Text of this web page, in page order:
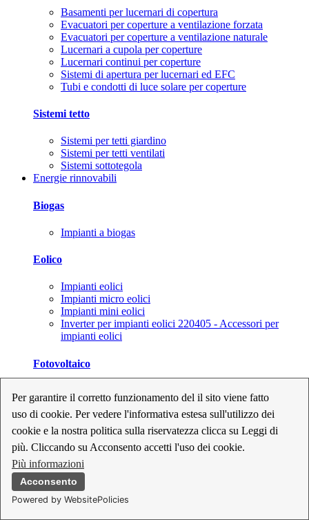
Per garantire il corretto funzionamento del il sito viene fatto
uso di cookie. Per vedere l'informativa estesa sull'utilizzo dei
cookie e la nostra politica sulla riservatezza clicca su Leggi di
più. Cliccando su Acconsento accetti l'uso dei cookie.
Più informazioni
Acconsento
Powered by WebsitePolicies
Basamenti per lucernari di copertura
Evacuatori per coperture a ventilazione forzata
Evacuatori per coperture a ventilazione naturale
Lucernari a cupola per coperture
Lucernari continui per coperture
Sistemi di apertura per lucernari ed EFC
Tubi e condotti di luce solare per coperture
Sistemi tetto
Sistemi per tetti giardino
Sistemi per tetti ventilati
Sistemi sottotegola
Energie rinnovabili
Biogas
Impianti a biogas
Eolico
Impianti eolici
Impianti micro eolici
Impianti mini eolici
Inverter per impianti eolici 220405 - Accessori per
impianti eolici
Fotovoltaico
Inverter per impianti fotovoltaici
Kit per impianti fotovoltaici
Moduli fotovoltaici
Sistemi di monitoraggio per impianti fotovoltaici
Strumenti di collaudo e configurazione per impianti
fotovoltaici
Supporti per impianti fotovoltaici
Geotermia